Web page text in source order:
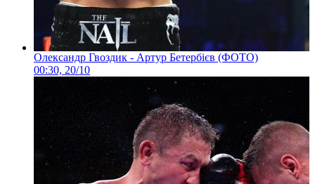
Олександр Гвоздик - Артур Бетербієв (ФОТО)
00:30, 20/10